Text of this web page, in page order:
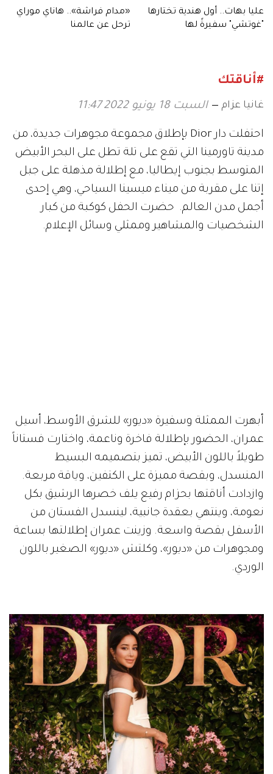
عليا بهات.. أول هندية تختارها
"غوتشي" سفيرةً لها
«مدام فراشة».. هاناي موراي
ترحل عن عالمنا
#أناقتك
غانيا عزام السبت 18 يونيو 2022 11:47
احتفلت دار Dior بإطلاق مجموعة مجوهرات جديدة، من
مدينة تاورمينا التي تقع على تلة تطل على البحر الأبيض
المتوسط بجنوب إيطاليا، مع إطلالة مذهلة على جبل
إتنا على مقربة من ميناء ميسينا السياحي، وهي إحدى
أجمل مدن العالم. حضرت الحفل كوكبة من كبار
الشخصيات والمشاهير وممثلي وسائل الإعلام.
أبهرت الممثلة وسفيرة «ديور» للشرق الأوسط، أسيل
عمران، الحضور بإطلالة فاخرة وناعمة، واختارت فستاناً
طويلاً باللون الأبيض، تميز بتصميمه البسيط
المنسدل، وبقصة مميزة على الكتفين، وياقة مربعة.
وازدادت أناقتها بحزام رفيع يلف خصرها الرشيق بكل
نعومة، وينتهي بعقدة جانبية، لينسدل الفستان من
الأسفل بقصة واسعة. وزينت عمران إطلالتها بساعة
ومجوهرات من «ديور»، وكلتش «ديور» الصغير باللون
الوردي.